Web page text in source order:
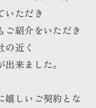
いただき
ご紹介をいただき
の近く
来ました。
嬉しいご契約とな